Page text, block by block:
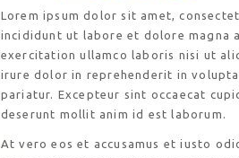
Lorem ipsum dolor sit amet,
incididunt ut labore et dolore magna
exercitation ullamco laboris nisi ut
irure dolor in reprehenderit in
pariatur. Excepteur sint occaecat
deserunt mollit anim id est laborum.
At vero eos et accusamus et iusto